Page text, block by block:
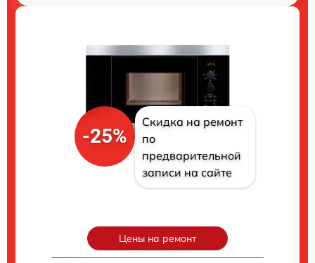
-25%
Скидка на ремонт
по
предварительной
записи на сайте
Цены на ремонт